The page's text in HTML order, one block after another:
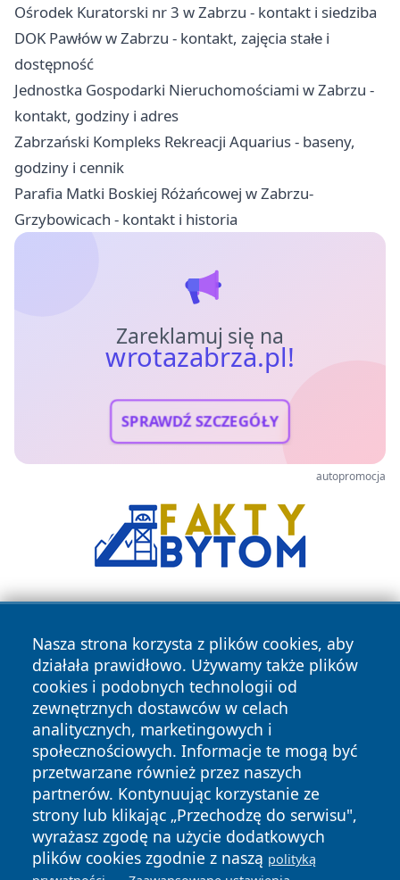
Ośrodek Kuratorski nr 3 w Zabrzu - kontakt i siedziba
DOK Pawłów w Zabrzu - kontakt, zajęcia stałe i
dostępność
Jednostka Gospodarki Nieruchomościami w Zabrzu -
kontakt, godziny i adres
Zabrzański Kompleks Rekreacji Aquarius - baseny,
godziny i cennik
Parafia Matki Boskiej Różańcowej w Zabrzu-
Grzybowicach - kontakt i historia
Zareklamuj się na
wrotazabrza.pl!
SPRAWDŹ SZCZEGÓŁY
autopromocja
Nasza strona korzysta z plików cookies, aby
działała prawidłowo. Używamy także plików
cookies i podobnych technologii od
zewnętrznych dostawców w celach
analitycznych, marketingowych i
społecznościowych. Informacje te mogą być
przetwarzane również przez naszych
partnerów. Kontynuując korzystanie ze
strony lub klikając „Przechodzę do serwisu",
wyrażasz zgodę na użycie dodatkowych
plików cookies zgodnie z naszą polityką
Copyright © 2026 wrotazabrza.pl Wszystkie prawa
zastrzeżone.
News Autorzy
Polityka
Prywatności
Polityka
Cookies